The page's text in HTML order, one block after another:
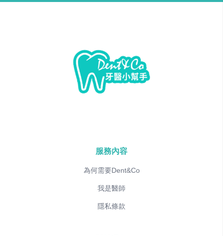
服務內容
為何需要Dent&Co
我是醫師
隱私條款